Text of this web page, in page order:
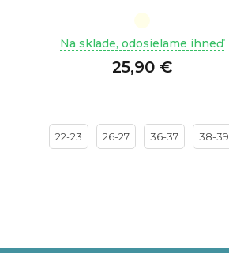
hodnotenie
je
hviezdičiek.
Na sklade, odosielame ihneď
25,90 €
22-23 26-27 36-37 38-39